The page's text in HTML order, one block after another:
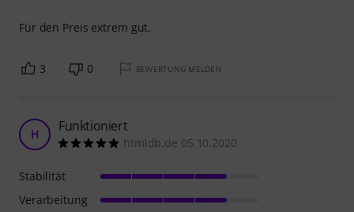
Für den Preis extrem gut.
3 0 BEWERTUNG MELDEN
H Funktioniert
htmldb.de 05.10.2020
Stabilität
Verarbeitung